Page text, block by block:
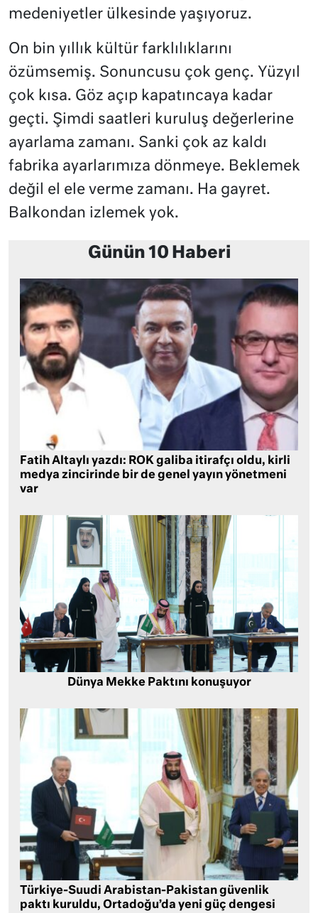
medeniyetler ülkesinde yaşıyoruz.
On bin yıllık kültür farklılıklarını
özümsemiş. Sonuncusu çok genç. Yüzyıl
çok kısa. Göz açıp kapatıncaya kadar
geçti. Şimdi saatleri kuruluş değerlerine
ayarlama zamanı. Sanki çok az kaldı
fabrika ayarlarımıza dönmeye. Beklemek
değil el ele verme zamanı. Ha gayret.
Balkondan izlemek yok.
Günün 10 Haberi
Fatih Altaylı yazdı: ROK galiba itirafçı oldu, kirli
medya zincirinde bir de genel yayın yönetmeni
var
Dünya Mekke Paktını konuşuyor
Türkiye-Suudi Arabistan-Pakistan güvenlik
paktı kuruldu, Ortadoğu’da yeni güç dengesi